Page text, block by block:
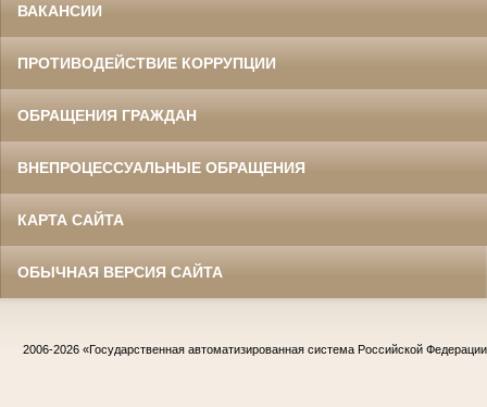
ВАКАНСИИ
ПРОТИВОДЕЙСТВИЕ КОРРУПЦИИ
ОБРАЩЕНИЯ ГРАЖДАН
ВНЕПРОЦЕССУАЛЬНЫЕ ОБРАЩЕНИЯ
КАРТА САЙТА
ОБЫЧНАЯ ВЕРСИЯ САЙТА
2006-2026 «Государственная автоматизированная система Российской